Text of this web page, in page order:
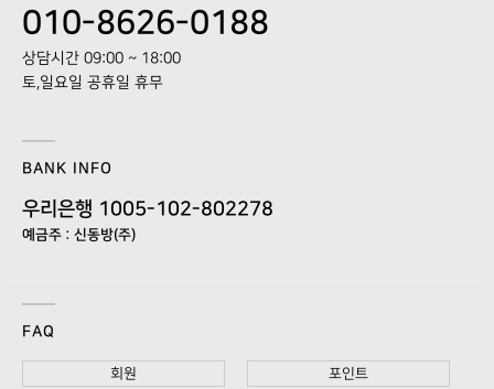
010-8626-0188
상담시간 09:00 ~ 18:00
토,일요일 공휴일 휴무
BANK INFO
우리은행 1005-102-802278
예금주 : 신동방(주)
FAQ
회원 포인트